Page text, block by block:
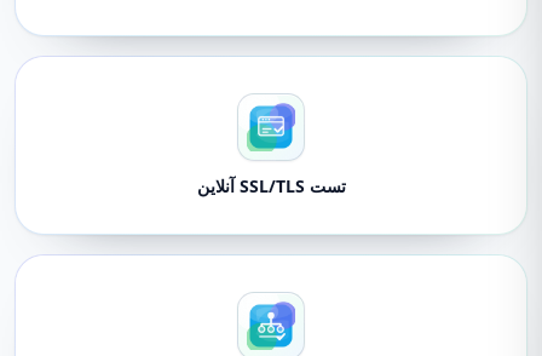
تست SSL/TLS آنلاین